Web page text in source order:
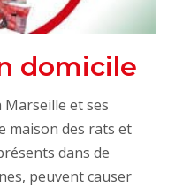
domicile
et ses
maison des rats et
dans de
peuvent causer